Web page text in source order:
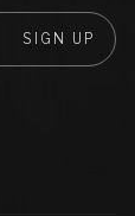
SIGN UP